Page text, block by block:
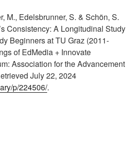
M., Edelsbrunner, S. & Schön, S.
Consistency: A Longitudinal Study
Beginners at TU Graz (2011-
of EdMedia + Innovate
Association for the Advancement
July 22, 2024
p/224506/.